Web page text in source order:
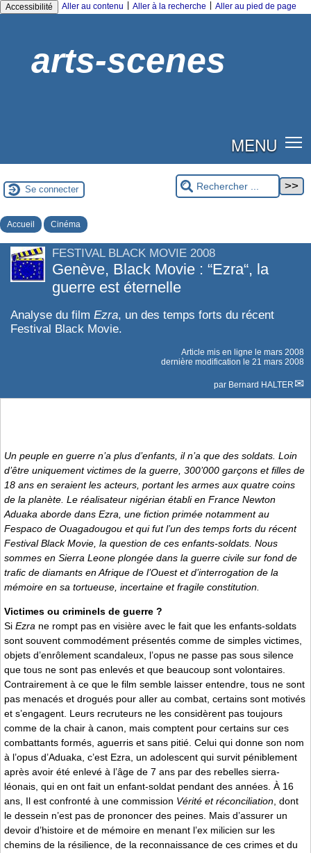
Accessibilité Aller au contenu Aller à la recherche Aller au pied de page
arts-scenes
MENU
Se connecter
Accueil Cinéma
FESTIVAL BLACK MOVIE 2008
Genève, Black Movie : “Ezra“, la
guerre est éternelle
Analyse du film Ezra, un des temps forts du récent
Festival Black Movie.
Article mis en ligne le mars 2008
dernière modification le 21 mars 2008
par Bernard HALTER
Un peuple en guerre n’a plus d’enfants, il n’a que des soldats. Loin
d’être uniquement victimes de la guerre, 300’000 garçons et filles de
18 ans en seraient les acteurs, portant les armes aux quatre coins
de la planète. Le réalisateur nigérian établi en France Newton
Aduaka aborde dans Ezra , une fiction primée notamment au
Fespaco de Ouagadougou et qui fut l’un des temps forts du récent
Festival Black Movie, la question de ces enfants-soldats. Nous
sommes en Sierra Leone plongée dans la guerre civile sur fond de
trafic de diamants en Afrique de l’Ouest et d’interrogation de la
mémoire en sa tortueuse, incertaine et fragile constitution.
Victimes ou criminels de guerre ?
Si Ezra ne rompt pas en visière avec le fait que les enfants-soldats
sont souvent commodément présentés comme de simples victimes,
objets d’enrôlement scandaleux, l’opus ne passe pas sous silence
que tous ne sont pas enlevés et que beaucoup sont volontaires.
Contrairement à ce que le film semble laisser entendre, tous ne sont
pas menacés et drogués pour aller au combat, certains sont motivés
et s’engagent. Leurs recruteurs ne les considèrent pas toujours
comme de la chair à canon, mais comptent pour certains sur ces
combattants formés, aguerris et sans pitié. Celui qui donne son nom
à l’opus d’Aduaka, c’est Ezra, un adolescent qui survit péniblement
après avoir été enlevé à l’âge de 7 ans par des rebelles sierra-
léonais, qui en ont fait un enfant-soldat pendant des années. À 16
ans, Il est confronté à une commission Vérité et réconciliation, dont
le dessein n’est pas de prononcer des peines. Mais d’assurer un
devoir d’histoire et de mémoire en menant l’ex milicien sur les
chemins de la résilience, de la reconnaissance de ces crimes et du